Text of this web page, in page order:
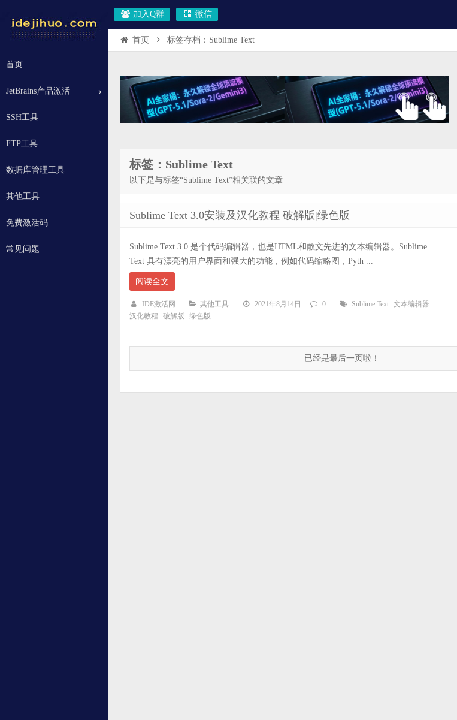
加入Q群 微信
首页
JetBrains产品激活
SSH工具
FTP工具
数据库管理工具
其他工具
免费激活码
常见问题
首页 标签存档：Sublime Text
标签：Sublime Text
以下是与标签“Sublime Text”相关联的文章
Sublime Text 3.0安装及汉化教程 破解版|绿色版
Sublime Text 3.0 是个代码编辑器，也是HTML和散文先进的文本编辑器。Sublime
Text 具有漂亮的用户界面和强大的功能，例如代码缩略图，Pyth ...
阅读全文
IDE激活网 其他工具 2021年8月14日 0 Sublime Text 文本编辑器
汉化教程
破解版 绿色版
已经是最后一页啦！